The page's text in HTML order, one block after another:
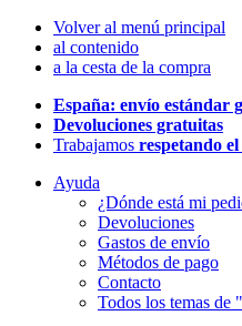
Volver al menú principal
al contenido
a la cesta de la compra
España: envío estándar
Devoluciones gratuitas
Trabajamos respetando
Ayuda
¿Dónde está mi
Devoluciones
Gastos de envío
Métodos de pago
Contacto
Todos los temas de